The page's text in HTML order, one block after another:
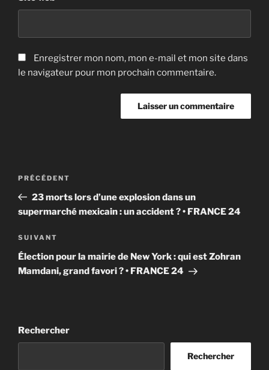
Enregistrer mon nom, mon e-mail et mon site dans
le navigateur pour mon prochain commentaire.
Navigation
l’article
Article
précédent
PRÉCÉDENT
23 morts lors d’une explosion dans un
supermarché mexicain : un accident ? • FRANCE 24
Article
suivant
SUIVANT
Élection pour la mairie de New York : qui est Zohran
Mamdani, grand favori ? • FRANCE 24
Rechercher
Rechercher